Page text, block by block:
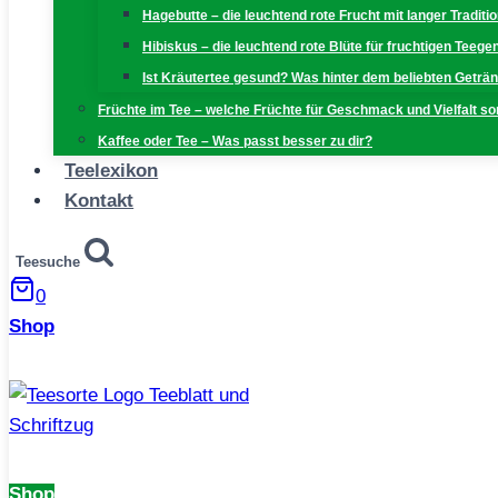
Hagebutte – die leuchtend rote Frucht mit langer
Hibiskus – die leuchtend rote Blüte für fruchtigen
Ist Kräutertee gesund? Was hinter dem beliebten
Früchte im Tee – welche Früchte für Geschmack und Vielfalt
Kaffee oder Tee – Was passt besser zu dir?
Teelexikon
Kontakt
Teesuche
0
Shop